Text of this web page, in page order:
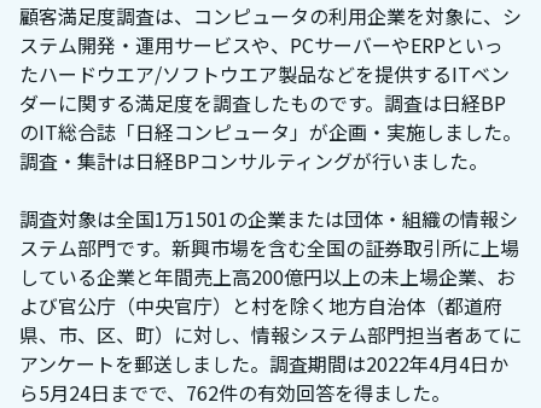
顧客満足度調査は、コンピュータの利用企業を対象に、シ
ステム開発・運用サービスや、PCサーバーやERPといっ
たハードウエア/ソフトウエア製品などを提供するITベン
ダーに関する満足度を調査したものです。調査は日経BP
のIT総合誌「日経コンピュータ」が企画・実施しました。
調査・集計は日経BPコンサルティングが行いました。
調査対象は全国1万1501の企業または団体・組織の情報シ
ステム部門です。新興市場を含む全国の証券取引所に上場
している企業と年間売上高200億円以上の未上場企業、お
よび官公庁（中央官庁）と村を除く地方自治体（都道府
県、市、区、町）に対し、情報システム部門担当者あてに
アンケートを郵送しました。調査期間は2022年4月4日か
ら5月24日までで、762件の有効回答を得ました。